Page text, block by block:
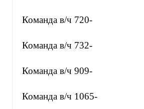
Команда в/ч 720-
Команда в/ч 732-
Команда в/ч 909-
Команда в/ч 1065-